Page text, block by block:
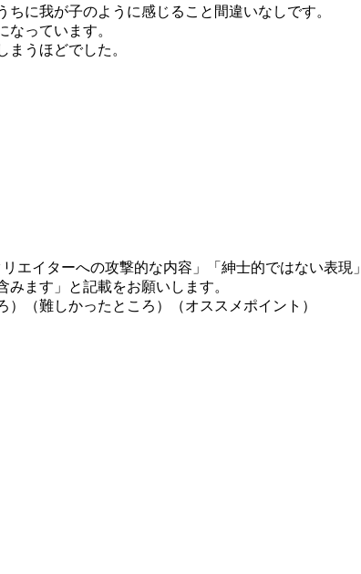
に我が子のように感じること間違いなしです。
っています。
うほどでした。
エイターへの攻撃的な内容」「紳士的ではない表現」
ます」と記載をお願いします。
（難しかったところ）（オススメポイント）